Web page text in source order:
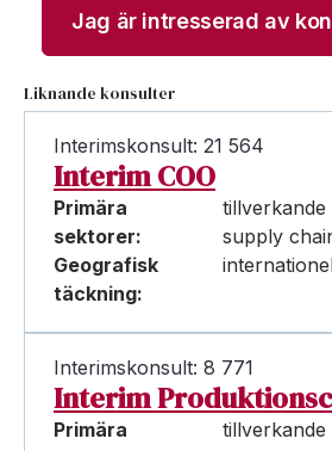
Jag är intresserad av
Liknande konsulter
Interimskonsult: 21 564
Interim COO
Primära
sektorer:
tillverkande
supply
Geografisk
täckning:
Interimskonsult: 8 771
Interim
Primära